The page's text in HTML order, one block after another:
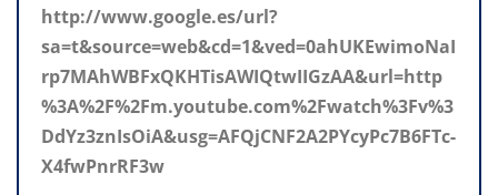
http://www.google.es/url?
sa=t&source=web&cd=1&ved=0ahUKEwimoNaI
rp7MAhWBFxQKHTisAWIQtwIIGzAA&url=http
%3A%2F%2Fm.youtube.com%2Fwatch%3Fv%3
DdYz3znIsOiA&usg=AFQjCNF2A2PYcyPc7B6FTc-
X4fwPnrRF3w